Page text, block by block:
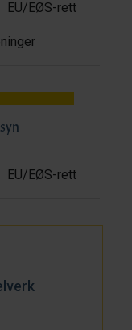
EU/EØS-rett
EU/EØS-rett